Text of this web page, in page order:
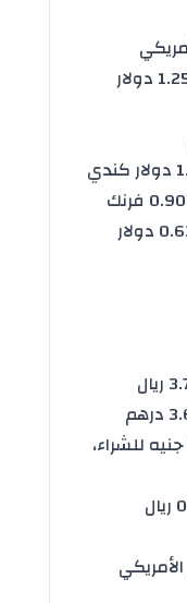
- الجنيه الإسترليني (GBP): 1.2542 دولار
- الدولار الأسترالي (AUD): 0.6301 دولار
- الجنيه المصري (EGP): 50.41 جنيه للشراء،